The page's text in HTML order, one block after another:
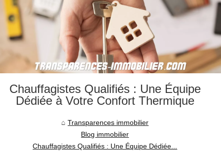
Chauffagistes Qualifiés : Une Équipe
Dédiée à Votre Confort Thermique
Transparences immobilier
Blog immobilier
Chauffagistes Qualifiés : Une Équipe Dédiée...